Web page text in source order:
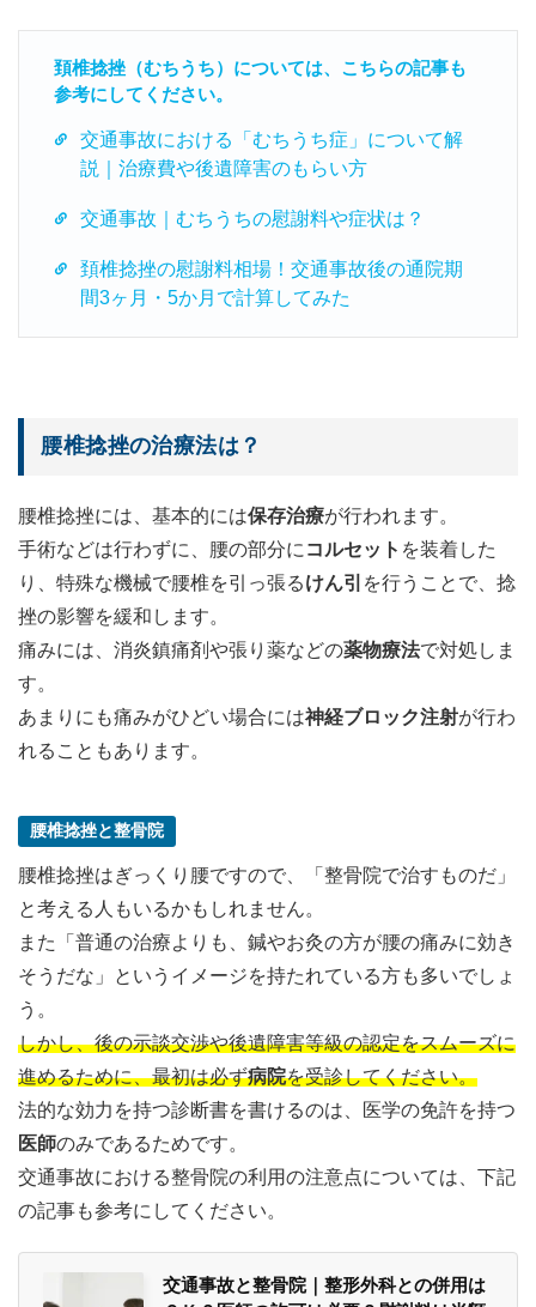
頚椎捻挫（むちうち）については、こちらの記事も
参考にしてください。
交通事故における「むちうち症」について解
説｜治療費や後遺障害のもらい方
交通事故｜むちうちの慰謝料や症状は？
頚椎捻挫の慰謝料相場！交通事故後の通院期
間3ヶ月・5か月で計算してみた
腰椎捻挫の治療法は？
腰椎捻挫には、基本的には保存治療が行われます。
手術などは行わずに、腰の部分に コルセット を装着した
り、特殊な機械で腰椎を引っ張るけん引 を行うことで、捻
挫の影響を緩和します。
痛みには、消炎鎮痛剤や張り薬などの薬物療法で対処しま
す。
あまりにも痛みがひどい場合には神経ブロック注射が行わ
れることもあります。
腰椎捻挫と整骨院
腰椎捻挫はぎっくり腰ですので、「整骨院で治すものだ」
と考える人もいるかもしれません。
また「普通の治療よりも、鍼やお灸の方が腰の痛みに効き
そうだな」というイメージを持たれている方も多いでしょ
う。
しかし、後の示談交渉や後遺障害等級の認定をスムーズに
進めるために、最初は必ず病院を受診してください。
法的な効力を持つ診断書を書けるのは、医学の免許を持つ
医師のみであるためです。
交通事故における整骨院の利用の注意点については、下記
の記事も参考にしてください。
交通事故と整骨院｜整形外科との併用は